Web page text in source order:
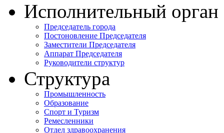
Исполнительный орган
Председатель города
Постоновление Председателя
Заместители Председателя
Аппарат Председателя
Руководители структур
Структура
Промышленность
Образование
Спорт и Туризм
Ремесленники
Отдел здравоохранения